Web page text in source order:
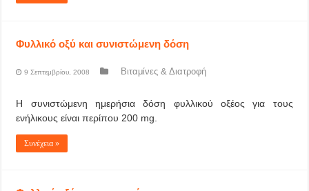
Φυλλικό οξύ και συνιστώμενη δόση
9 Σεπτεμβρίου, 2008 Βιταμίνες & Διατροφή
Η συνιστώμενη ημερήσια δόση φυλλικού οξέος για τους
ενήλικους είναι περίπου 200 mg.
Συνέχεια »